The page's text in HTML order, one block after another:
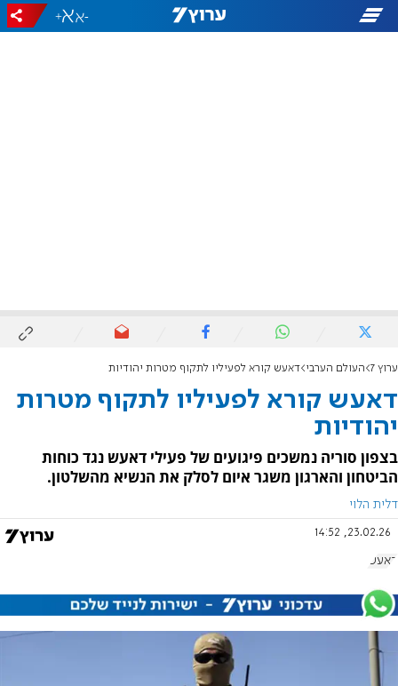
-
+
ערוץ 7 העולם הערבי דאעש קורא לפעיליו לתקוף מטרות יהודיות
דאעש קורא לפעיליו לתקוף מטרות
יהודיות
בצפון סוריה נמשכים פיגועים של פעילי דאעש נגד כוחות
הביטחון והארגון משגר איום לסלק את הנשיא מהשלטון.
דלית הלוי
23.02.26, 14:52
דאעש